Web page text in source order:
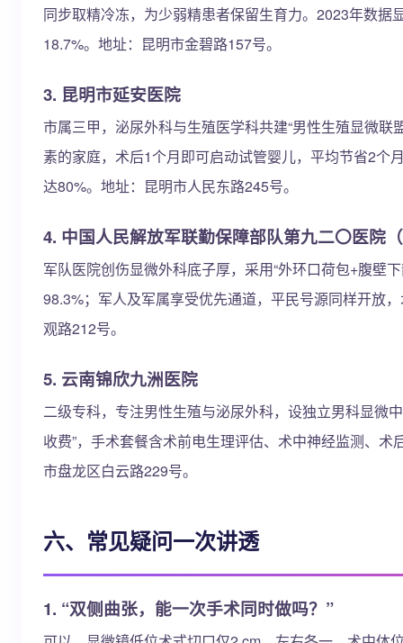
同步取精冷冻，为少弱精患者保留生育力。2023年数
18.7%。地址：昆明市金碧路157号。
3. 昆明市延安医院
市属三甲，泌尿外科与生殖医学科共建“男性生殖显微
素的家庭，术后1个月即可启动试管婴儿，平均节省2个
达80%。地址：昆明市人民东路245号。
4. 中国人民解放军联勤保障部队第九二〇医院
军队医院创伤显微外科底子厚，采用“外环口荷包+腹壁
98.3%；军人及军属享受优先通道，平民号源同样开放
观路212号。
5. 云南锦欣九洲医院
二级专科，专注男性生殖与泌尿外科，设独立男科显微
收费”，手术套餐含术前电生理评估、术中神经监测、
市盘龙区白云路229号。
六、常见疑问一次讲透
1. “双侧曲张，能一次手术同时做吗？”